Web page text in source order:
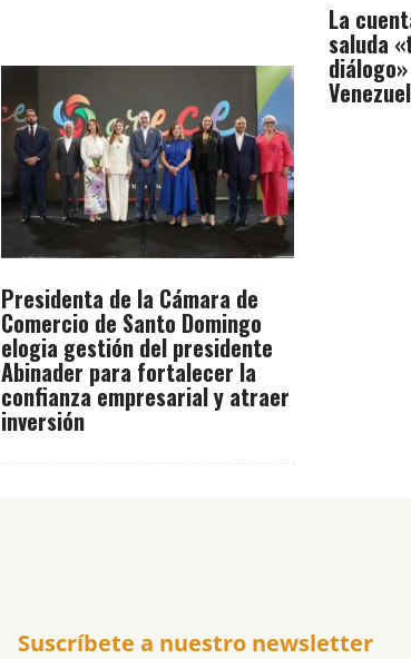
Presidenta de la Cámara de
Comercio de Santo Domingo
elogia gestión del presidente
Abinader para fortalecer la
confianza empresarial y atraer
inversión
La
saluda
Suscríbete a nuestro newsletter